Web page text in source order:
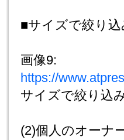
■サイズで絞り
画像9:
https://
サイズで絞り込
(2)個人のオーナ